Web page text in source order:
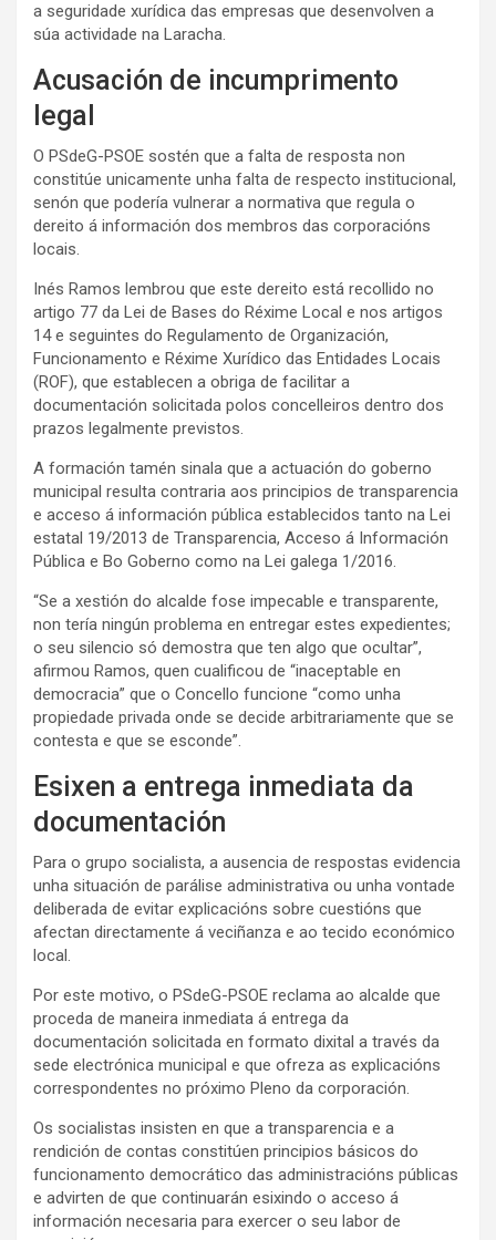
a seguridade xurídica das empresas que desenvolven a
súa actividade na Laracha.
Acusación de incumprimento
legal
O PSdeG-PSOE sostén que a falta de resposta non
constitúe unicamente unha falta de respecto institucional,
senón que podería vulnerar a normativa que regula o
dereito á información dos membros das corporacións
locais.
Inés Ramos lembrou que este dereito está recollido no
artigo 77 da Lei de Bases do Réxime Local e nos artigos
14 e seguintes do Regulamento de Organización,
Funcionamento e Réxime Xurídico das Entidades Locais
(ROF), que establecen a obriga de facilitar a
documentación solicitada polos concelleiros dentro dos
prazos legalmente previstos.
A formación tamén sinala que a actuación do goberno
municipal resulta contraria aos principios de transparencia
e acceso á información pública establecidos tanto na Lei
estatal 19/2013 de Transparencia, Acceso á Información
Pública e Bo Goberno como na Lei galega 1/2016.
“Se a xestión do alcalde fose impecable e transparente,
non tería ningún problema en entregar estes expedientes;
o seu silencio só demostra que ten algo que ocultar”,
afirmou Ramos, quen cualificou de “inaceptable en
democracia” que o Concello funcione “como unha
propiedade privada onde se decide arbitrariamente que se
contesta e que se esconde”.
Esixen a entrega inmediata da
documentación
Para o grupo socialista, a ausencia de respostas evidencia
unha situación de parálise administrativa ou unha vontade
deliberada de evitar explicacións sobre cuestións que
afectan directamente á veciñanza e ao tecido económico
local.
Por este motivo, o PSdeG-PSOE reclama ao alcalde que
proceda de maneira inmediata á entrega da
documentación solicitada en formato dixital a través da
sede electrónica municipal e que ofreza as explicacións
correspondentes no próximo Pleno da corporación.
Os socialistas insisten en que a transparencia e a
rendición de contas constitúen principios básicos do
funcionamento democrático das administracións públicas
e advirten de que continuarán esixindo o acceso á
información necesaria para exercer o seu labor de